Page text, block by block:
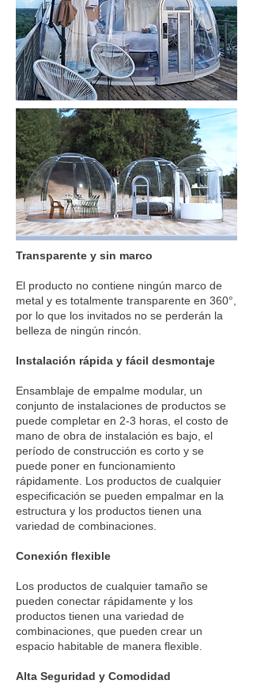
Transparente y sin marco
El producto no contiene ningún marco de
metal y es totalmente transparente en 360°,
por lo que los invitados no se perderán la
belleza de ningún rincón.
Instalación rápida y fácil desmontaje
Ensamblaje de empalme modular, un
conjunto de instalaciones de productos se
puede completar en 2-3 horas, el costo de
mano de obra de instalación es bajo, el
período de construcción es corto y se
puede poner en funcionamiento
rápidamente. Los productos de cualquier
especificación se pueden empalmar en la
estructura y los productos tienen una
variedad de combinaciones.
Conexión flexible
Los productos de cualquier tamaño se
pueden conectar rápidamente y los
productos tienen una variedad de
combinaciones, que pueden crear un
espacio habitable de manera flexible.
Alta Seguridad y Comodidad